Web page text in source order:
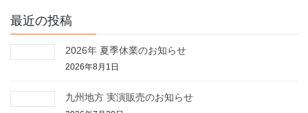
最近の投稿
2026年 夏季休業のお知らせ
2026年8月1日
九州地方 実演販売のお知らせ